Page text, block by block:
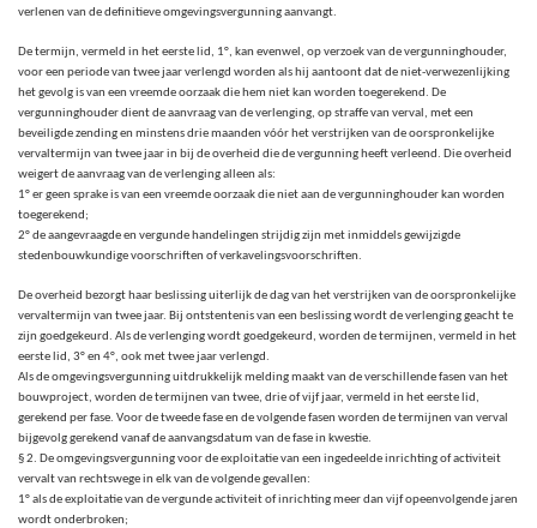
verlenen van de definitieve omgevingsvergunning aanvangt.
De termijn, vermeld in het eerste lid, 1°, kan evenwel, op verzoek van de vergunninghouder,
voor een periode van twee jaar verlengd worden als hij aantoont dat de niet-verwezenlijking
het gevolg is van een vreemde oorzaak die hem niet kan worden toegerekend. De
vergunninghouder dient de aanvraag van de verlenging, op straffe van verval, met een
beveiligde zending en minstens drie maanden vóór het verstrijken van de oorspronkelijke
vervaltermijn van twee jaar in bij de overheid die de vergunning heeft verleend. Die overheid
weigert de aanvraag van de verlenging alleen als:
1° er geen sprake is van een vreemde oorzaak die niet aan de vergunninghouder kan worden
toegerekend;
2° de aangevraagde en vergunde handelingen strijdig zijn met inmiddels gewijzigde
stedenbouwkundige voorschriften of verkavelingsvoorschriften.
De overheid bezorgt haar beslissing uiterlijk de dag van het verstrijken van de oorspronkelijke
vervaltermijn van twee jaar. Bij ontstentenis van een beslissing wordt de verlenging geacht te
zijn goedgekeurd. Als de verlenging wordt goedgekeurd, worden de termijnen, vermeld in het
eerste lid, 3° en 4°, ook met twee jaar verlengd.
Als de omgevingsvergunning uitdrukkelijk melding maakt van de verschillende fasen van het
bouwproject, worden de termijnen van twee, drie of vijf jaar, vermeld in het eerste lid,
gerekend per fase. Voor de tweede fase en de volgende fasen worden de termijnen van verval
bijgevolg gerekend vanaf de aanvangsdatum van de fase in kwestie.
§ 2. De omgevingsvergunning voor de exploitatie van een ingedeelde inrichting of activiteit
vervalt van rechtswege in elk van de volgende gevallen:
1° als de exploitatie van de vergunde activiteit of inrichting meer dan vijf opeenvolgende jaren
wordt onderbroken;